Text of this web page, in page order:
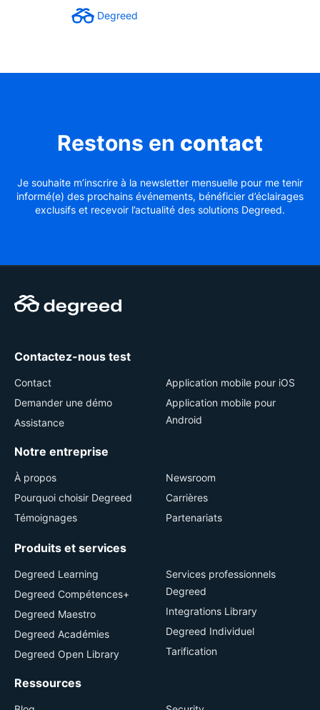
been a...Degreed
Restons en contact
Je souhaite m’inscrire à la newsletter mensuelle pour me tenir
informé(e) des prochains événements, bénéficier d’éclairages
exclusifs et recevoir l’actualité des solutions Degreed.
Contactez-nous test
Contact
Demander une démo
Assistance
Application mobile pour iOS
Application mobile pour
Android
Notre entreprise
À propos
Pourquoi choisir Degreed
Témoignages
Newsroom
Carrières
Partenariats
Produits et services
Degreed Learning
Degreed Compétences+
Degreed Maestro
Degreed Académies
Degreed Open Library
Services professionnels
Degreed
Integrations Library
Degreed Individuel
Tarification
Ressources